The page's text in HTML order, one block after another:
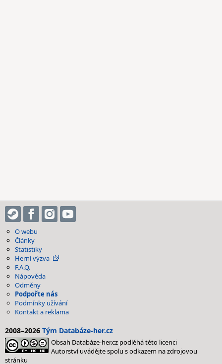
O webu
Články
Statistiky
Herní výzva
F.A.Q.
Nápověda
Odměny
Podpořte nás
Podmínky užívání
Kontakt a reklama
2008–2026 Tým Databáze-her.cz
Obsah Databáze-her.cz podléhá této licenci
Autorství uvádějte spolu s odkazem na zdrojovou
stránku